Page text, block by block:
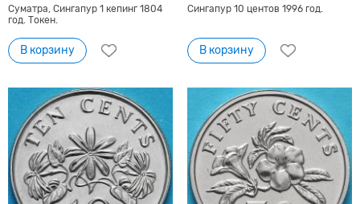
Суматра, Сингапур 1 кепинг 1804
год. Токен.
В корзину
Сингапур 10 центов 1996 год.
В корзину